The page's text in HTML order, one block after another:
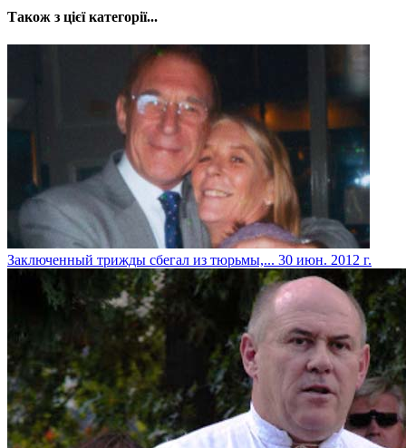
Також з цієї категорії...
Заключенный трижды сбегал из тюрьмы,... 30 июн. 2012 г.